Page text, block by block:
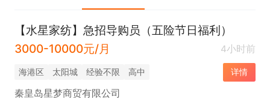
【水星家纺】急招导购员（五险节日福利）
3000-10000元/月
4小时前
海港区 太阳城 经验不限 高中 详情
秦皇岛星梦商贸有限公司